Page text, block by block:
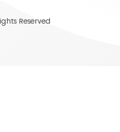
Reserved